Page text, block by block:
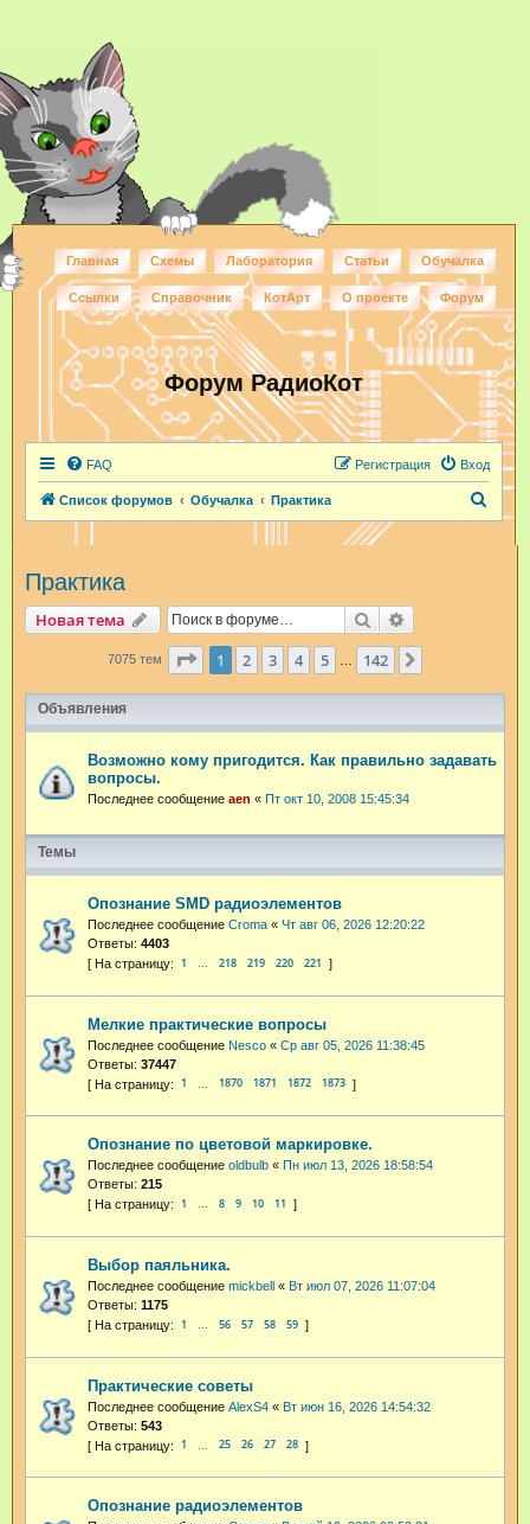
Главная Схемы Лаборатория Статьи Обучалка
Ссылки Справочник КотАрт О проекте Форум
Форум РадиоКот
FAQ Вход
Регистрация
Список форумов Обучалка Практика
Практика
Новая тема Поиск
7075 тем Страница из 142
1 2 3 4 5 142
Объявления
Возможно кому пригодится. Как правильно задавать
вопросы.
Последнее сообщение aen « Пт окт 10, 2008 15:45:34
Темы
Опознание SMD радиоэлементов
Последнее сообщение Croma « Чт авг 06, 2026 12:20:22
Ответы: 4403
1 … 218 219 220 221
Мелкие практические вопросы
Последнее сообщение Nesco « Ср авг 05, 2026 11:38:45
Ответы: 37447
1 1870 1871 1872 1873
Опознание по цветовой маркировке.
Последнее сообщение oldbulb « Пн июл 13, 2026 18:58:54
Ответы: 215
1 … 8 9 10 11
Выбор паяльника.
Последнее сообщение mickbell « Вт июл 07, 2026 11:07:04
Ответы: 1175
1 … 56 57 58 59
Практические советы
Последнее сообщение AlexS4 « Вт июн 16, 2026 14:54:32
Ответы: 543
1 25 26 27 28
Опознание радиоэлементов